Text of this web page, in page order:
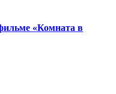
«Комната в